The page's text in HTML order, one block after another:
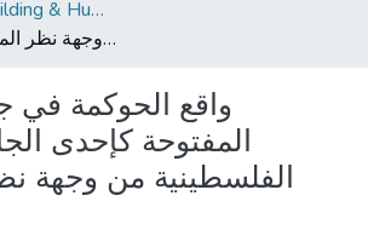
Institutional Building & Human Res. Dev. بناء مؤسسات وتنمية موارد بشرية
واقع الحوكمة في جامعة القدس المفتوحة كإحدى الجامعات العامة الفلسطينية من وجهة نظر الموظفين الإداريين
واقع الحوكمة في
المفتوحة كإحدى
الفلسطينية من وجهة